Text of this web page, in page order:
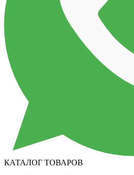
КАТАЛОГ ТОВАРОВ